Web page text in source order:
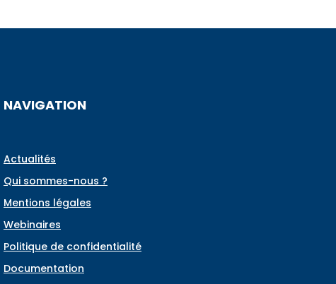
NAVIGATION
Actualités
Qui sommes-nous ?
Mentions légales
Webinaires
Politique de confidentialité
Documentation